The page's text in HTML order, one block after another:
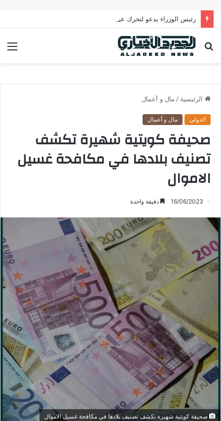
بحث
الرئيسية / مال و أعمال
الدولي مال و أعمال
صحيفة كويتية شهيرة تكشف
تصنيف بلادها في مكافحة غسيل
الاموال
16/06/2023 دقيقة واحدة
صحيفة كويتية شهيرة تكشف تصنيف بلادها في مكافحة غسيل الاموال